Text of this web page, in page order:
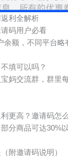
利全解析
码用户必看
额，不同平台
填可以吗？
妈交流群，群里
更高？邀请码怎
分商品可达30%
附邀请码说明）